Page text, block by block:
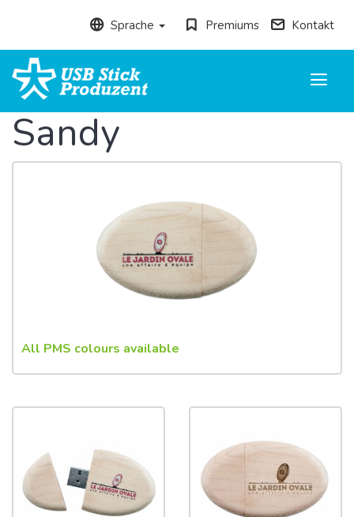
Sprache Premiums Kontakt
Toggle
Sandy
All PMS colours available